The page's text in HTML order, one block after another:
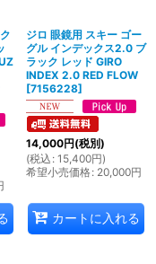
ジロ 眼鏡用 スキー ゴー
グル インデックス2.0 ブ
ラック レッド GIRO
INDEX 2.0 RED FLOW
[7156228]
14,000円(税別)
(税込 : 15,400円)
希望小売価格: 20,000円
カートに入れる